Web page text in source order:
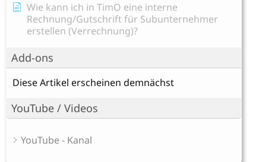
Wie kann ich in TimO eine interne
Rechnung/Gutschrift für Subunternehmer
erstellen (Verrechnung)?
Add-ons
Diese Artikel erscheinen demnächst
YouTube / Videos
YouTube - Kanal